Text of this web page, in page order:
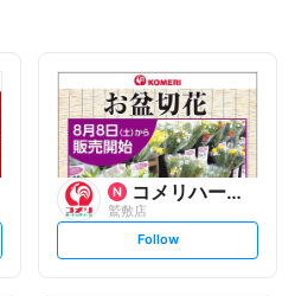
コメリハード&グリーン
鷲敷店
s
t
Follow